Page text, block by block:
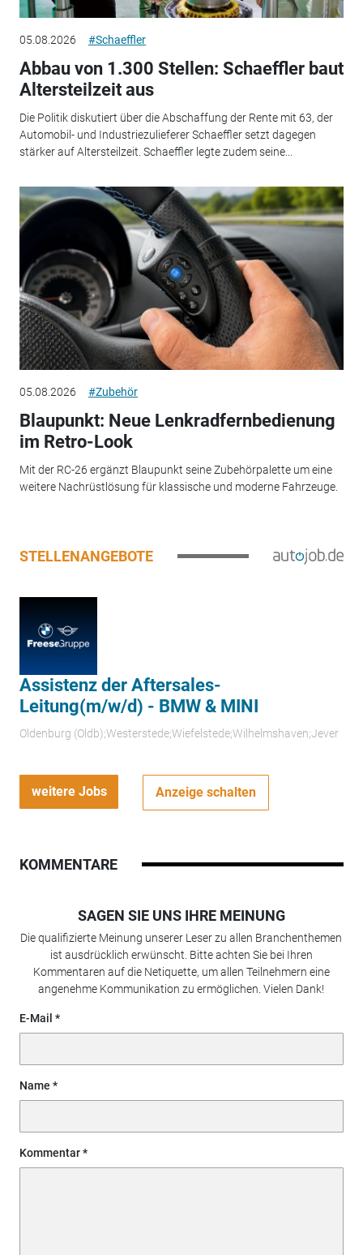
05.08.2026 #Schaeffler
Abbau von 1.300 Stellen: Schaeffler baut
Altersteilzeit aus
Die Politik diskutiert über die Abschaffung der Rente mit 63, der
Automobil- und Industriezulieferer Schaeffler setzt dagegen
stärker auf Altersteilzeit. Schaeffler legte zudem seine...
05.08.2026 #Zubehör
Blaupunkt: Neue Lenkradfernbedienung
im Retro-Look
Mit der RC-26 ergänzt Blaupunkt seine Zubehörpalette um eine
weitere Nachrüstlösung für klassische und moderne Fahrzeuge.
STELLENANGEBOTE
Assistenz der Aftersales-
Leitung(m/w/d) - BMW & MINI
Oldenburg (Oldb);Westerstede;Wiefelstede;Wilhelmshaven;Jever
weitere Jobs Anzeige schalten
KOMMENTARE
SAGEN SIE UNS IHRE MEINUNG
Die qualifizierte Meinung unserer Leser zu allen Branchenthemen
ist ausdrücklich erwünscht. Bitte achten Sie bei Ihren
Kommentaren auf die Netiquette, um allen Teilnehmern eine
angenehme Kommunikation zu ermöglichen. Vielen Dank!
E-Mail
Name
Kommentar